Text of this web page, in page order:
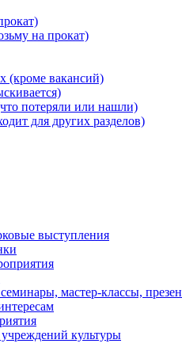
на прокат)
(кроме вакансий)
потеряли или нашли)
для других разделов)
выступления
мастер-классы,
культуры